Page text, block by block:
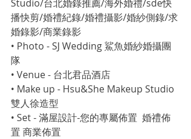
Studio/台北婚錄推薦/海外婚禮/sde快
播快剪/婚禮紀錄/婚禮攝影/婚紗側錄/求
婚錄影/商業錄影
• Photo - SJ Wedding 鯊魚婚紗婚攝團
隊
• Venue - 台北君品酒店
• Make up - Hsu&She Makeup Studio
雙人徐造型
• Set - 滿屋設計-您的專屬佈置  婚禮佈
置 商業佈置